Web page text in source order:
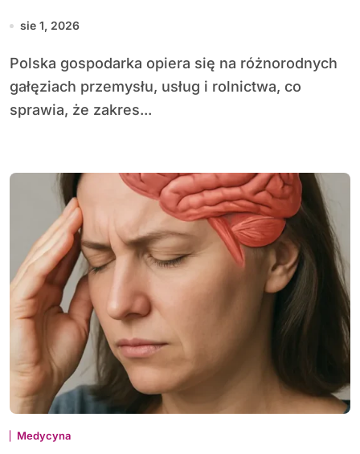
sie 1, 2026
Polska gospodarka opiera się na różnorodnych
gałęziach przemysłu, usług i rolnictwa, co
sprawia, że zakres...
Medycyna